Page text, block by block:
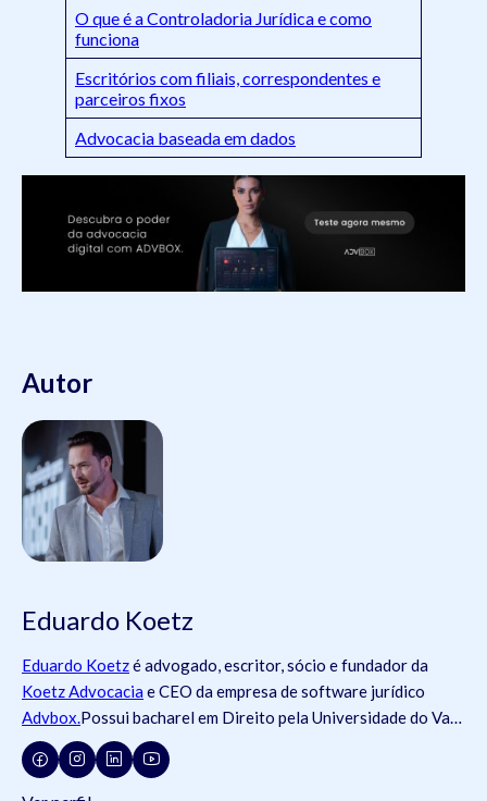
O que é a Controladoria Jurídica e como
funciona
Escritórios com filiais, correspondentes e
parceiros fixos
Advocacia baseada em dados
Autor
Eduardo Koetz
Eduardo Koetzé advogado, escritor, sócio e fundador da
Koetz Advocacia e CEO da empresa de software jurídico
Advbox.Possui bacharel em Direito pela Universidade do Vale
do Rio dos Sinos (Unisinos
dos Advogados do Brasil
73.409, OAB/PR 72.951, OAB/SP 435.266, OAB/MG